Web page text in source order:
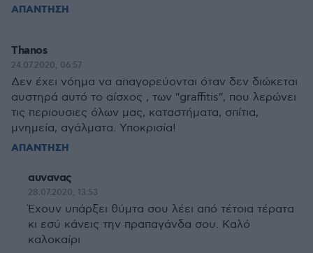
ΑΠΑΝΤΗΣΗ
Thanos
24.07.2020, 06:57
Δεν έχει νόημα να απαγορεύονται όταν δεν διώκεται
αυστηρά αυτό το αίσχος , των "graffitis", που λερώνει
τις περιουσιες όλων μας, καταστήματα, σπίτια,
μνημεία, αγάλματα. Υποκρισία!
ΑΠΑΝΤΗΣΗ
αυνανας
28.07.2020, 13:53
Έχουν υπάρξει θύμτα σου λέει από τέτοια τέρατα
κι εσύ κάνεις την πραπαγάνδα σου. Καλό
καλοκαίρι